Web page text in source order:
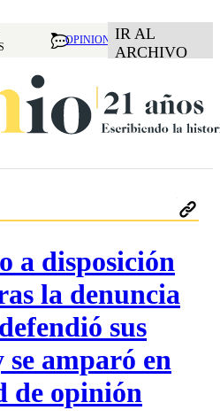
OPINION IR AL
ARCHIVO
a disposición
la denuncia
sus
se amparó en
de opinión